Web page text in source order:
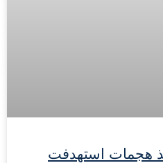
هجمات استهدفت